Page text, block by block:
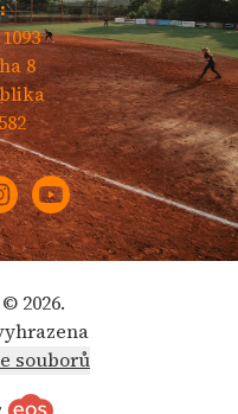
8
YouTube
2026.
souborů